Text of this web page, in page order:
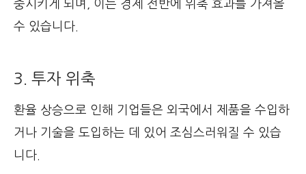
중시키게 되며, 이는 경제 전반에 위축 효과를 가져올
수 있습니다.
3. 투자 위축
환율 상승으로 인해 기업들은 외국에서 제품을 수입하
거나 기술을 도입하는 데 있어 조심스러워질 수 있습
니다.